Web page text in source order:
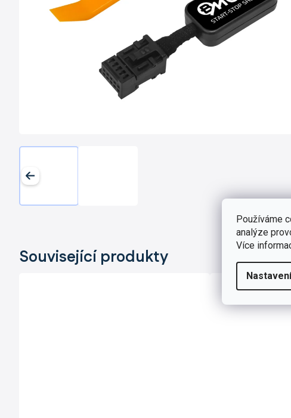
Používáme
analýze
Více
Nastavení
Související produkty